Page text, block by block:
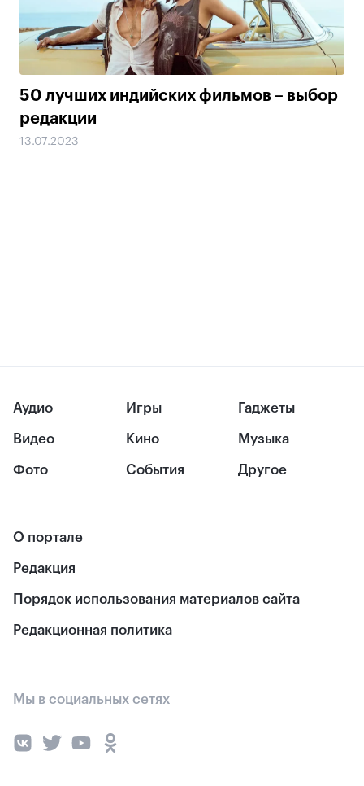
50 лучших индийских фильмов – выбор
редакции
13.07.2023
Аудио
Видео
Фото
Игры
Кино
События
Гаджеты
Музыка
Другое
О портале
Редакция
Порядок использования материалов сайта
Редакционная политика
Мы в социальных сетях